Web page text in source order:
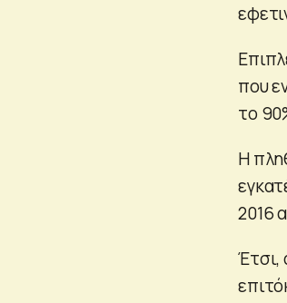
που
το
Η
2016
Έτσι,